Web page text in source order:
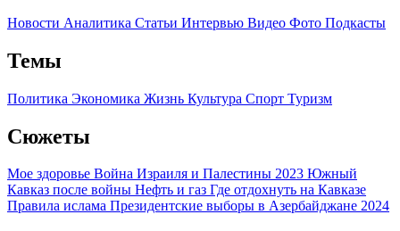
Новости Аналитика Статьи Интервью Видео Фото Подкасты
Темы
Политика Экономика Жизнь Культура Спорт Туризм
Сюжеты
Мое здоровье Война Израиля и Палестины 2023 Южный
Кавказ после войны Нефть и газ Где отдохнуть на Кавказе
Правила ислама Президентские выборы в Азербайджане 2024